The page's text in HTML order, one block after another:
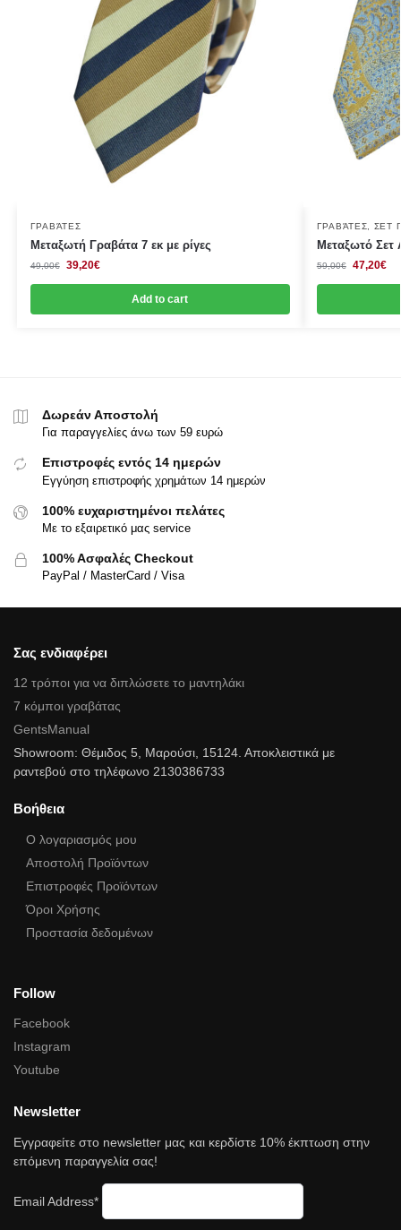
ΓΡΑΒΆΤΕΣ
Μεταξωτή Γραβάτα 7 εκ με ρίγες
49,00€ 39,20€
Add to cart
ΓΡΑΒΆΤΕΣ ΣΕΤ
Μεταξωτό Σετ
59,00€ 47,20€
Δωρεάν Αποστολή
Για παραγγελίες άνω των 59 ευρώ
Επιστροφές εντός 14 ημερών
Εγγύηση επιστροφής χρημάτων 14 ημερών
100% ευχαριστημένοι πελάτες
Με το εξαιρετικό μας service
100% Ασφαλές Checkout
PayPal / MasterCard / Visa
Σας ενδιαφέρει
12 τρόποι για να διπλώσετε το μαντηλάκι
7 κόμποι γραβάτας
GentsManual
Showroom: Θέμιδος 5, Μαρούσι, 15124. Αποκλειστικά με
ραντεβού στο τηλέφωνο 2130386733
Βοήθεια
Ο λογαριασμός μου
Αποστολή Προϊόντων
Επιστροφές Προϊόντων
Όροι Χρήσης
Προστασία δεδομένων
Follow
Facebook
Instagram
Youtube
Newsletter
Εγγραφείτε στο newsletter μας και κερδίστε 10% έκπτωση στην
επόμενη παραγγελία σας!
Email Address*